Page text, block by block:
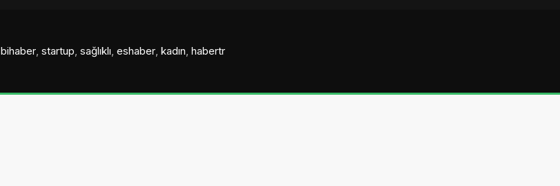
bihaber, startup, sağlıklı, eshaber, kadın, habertr